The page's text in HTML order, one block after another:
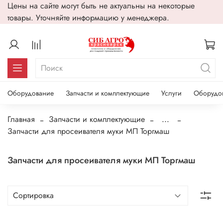
Цены на сайте могут быть не актуальны на некоторые
товары. Уточняйте информацию у менеджера.
Оборудование Запчасти и комплектующие Услуги
Главная Запчасти и комплектующие
...
Запчасти для просеивателя муки МП Торгмаш
Запчасти для просеивателя муки МП Торгмаш